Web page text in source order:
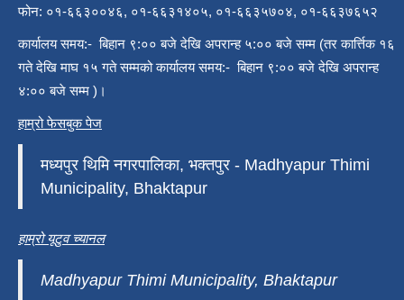
फोन: ०१-६६३००४६, ०१-६६३१४०५, ०१-६६३५७०४, ०१-६६३७६५२
कार्यालय समय:- बिहान ९:०० बजे देखि अपरान्ह ५:०० बजे सम्म (तर कार्त्तिक १६
गते देखि माघ १५ गते सम्मको कार्यालय समय:- बिहान ९:०० बजे देखि अपरान्ह
४:०० बजे सम्म )।
हाम्रो फेसबुक पेज
मध्यपुर थिमि नगरपालिका, भक्तपुर - Madhyapur Thimi
Municipality, Bhaktapur
हाम्रो यूटुव च्यानल
Madhyapur Thimi Municipality, Bhaktapur